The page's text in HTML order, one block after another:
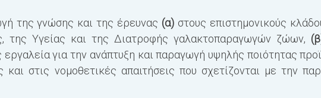
της γνώσης και της έρευνας (α) στους επιστημονικούς
της Υγείας και της Διατροφής γαλακτοπαραγωγών ζώων,
για την ανάπτυξη και παραγωγή υψηλής ποιότητας
στις νομοθετικές απαιτήσεις που σχετίζονται με την